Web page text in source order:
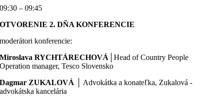
09:30 – 09:45
OTVORENIE 2. DŇA KONFERENCIE
moderátori konferencie:
Miroslava RYCHTÁRECHOVÁ│Head of Country People
Operation manager, Tesco Slovensko
Dagmar ZUKALOVÁ │ Advokátka a konateľka, Zukalová -
advokátska kancelária